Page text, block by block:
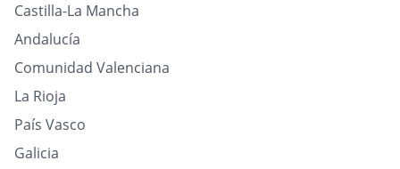
Castilla-La Mancha
Andalucía
Comunidad Valenciana
La Rioja
País Vasco
Galicia